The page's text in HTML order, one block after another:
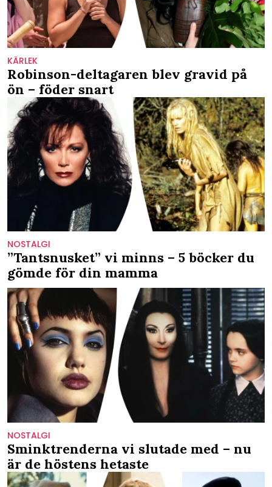
KÄRLEK
Robinson-deltagaren blev gravid på
ön – föder snart
NOSTALGI
”Tantsnusket” vi minns – 5 böcker du
gömde för din mamma
NOSTALGI
Sminktrenderna vi slutade med – nu
är de höstens hetaste